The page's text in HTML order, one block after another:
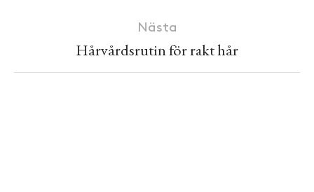
Nästa
Hårvårdsrutin för rakt hår